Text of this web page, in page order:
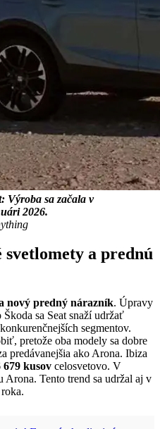
Výroba sa začala v
2026.
a prednú
nový predný nárazník. Úpravy
sa Seat snaží udržať
segmentov.
pretože oba modely sa dobre
predávanejšia ako Arona. Ibiza
679 kusov celosvetovo. V
Arona. Tento trend sa udržal aj v